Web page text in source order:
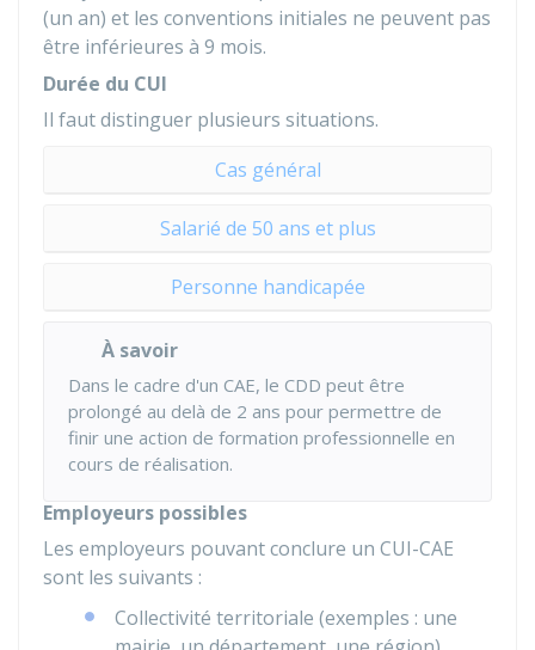
(un an) et les conventions initiales ne peuvent pas
être inférieures à 9 mois.
Durée du CUI
Il faut distinguer plusieurs situations.
Cas général
Salarié de 50 ans et plus
Personne handicapée
À savoir
Dans le cadre d'un CAE, le CDD peut être
prolongé au delà de 2 ans pour permettre de
finir une action de formation professionnelle en
cours de réalisation.
Employeurs possibles
Les employeurs pouvant conclure un CUI-CAE
sont les suivants :
Collectivité territoriale (exemples : une